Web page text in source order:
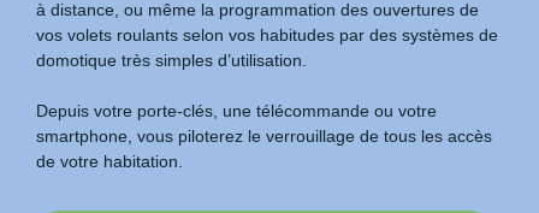
à distance, ou même la programmation des ouvertures de
vos volets roulants selon vos habitudes par des systèmes de
domotique très simples d’utilisation.
Depuis votre porte-clés, une télécommande ou votre
smartphone, vous piloterez le verrouillage de tous les accès
de votre habitation.